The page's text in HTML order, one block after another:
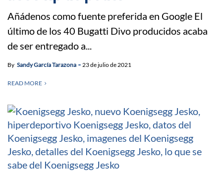
Añádenos como fuente preferida en Google El
último de los 40 Bugatti Divo producidos acaba
de ser entregado a...
By Sandy García Tarazona 23 de julio de 2021
READ MORE